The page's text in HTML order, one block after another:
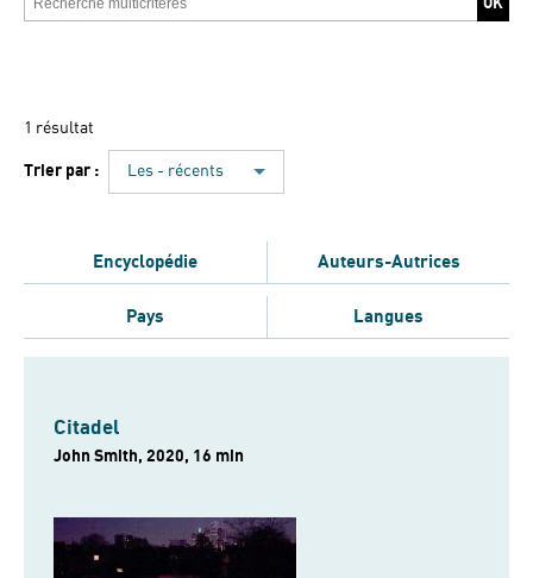
1 résultat
Trier par : Les - récents
Encyclopédie Auteurs-Autrices
Pays Langues
Citadel
John Smith, 2020, 16 min